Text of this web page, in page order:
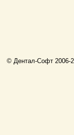
© Дентал-Софт 2006-